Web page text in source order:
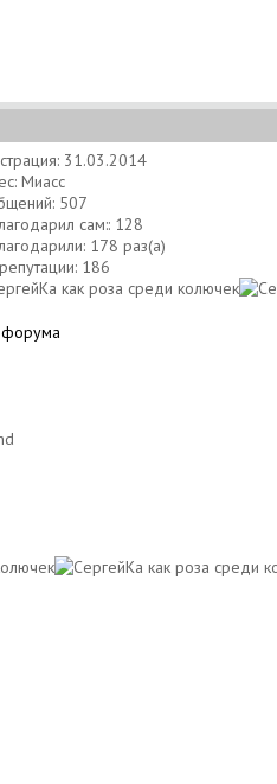
31.03.2014
Миасс
507
сам:: 128
178 раз(а)
186